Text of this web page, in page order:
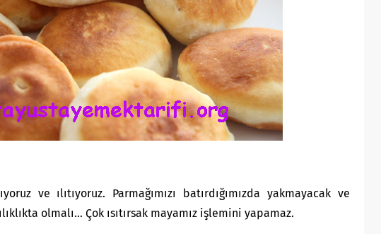
ve ılıtıyoruz. Parmağımızı batırdığımızda yakmayacak ve
olmalı… Çok ısıtırsak mayamız işlemini yapamaz.